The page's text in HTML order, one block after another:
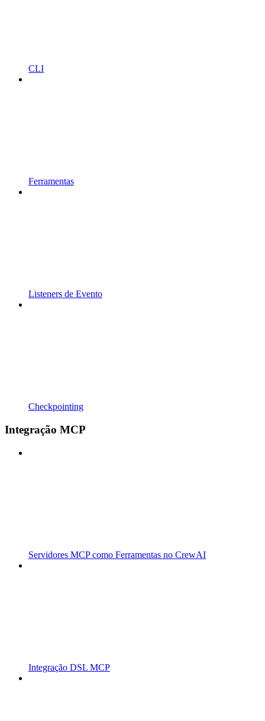
CLI
Ferramentas
Listeners de Evento
Checkpointing
Integração MCP
Servidores MCP como Ferramentas no CrewAI
Integração DSL MCP